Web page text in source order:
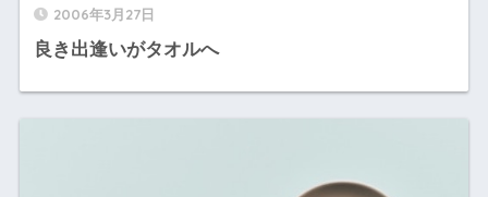
2006年3月27日
良き出逢いがタオルへ